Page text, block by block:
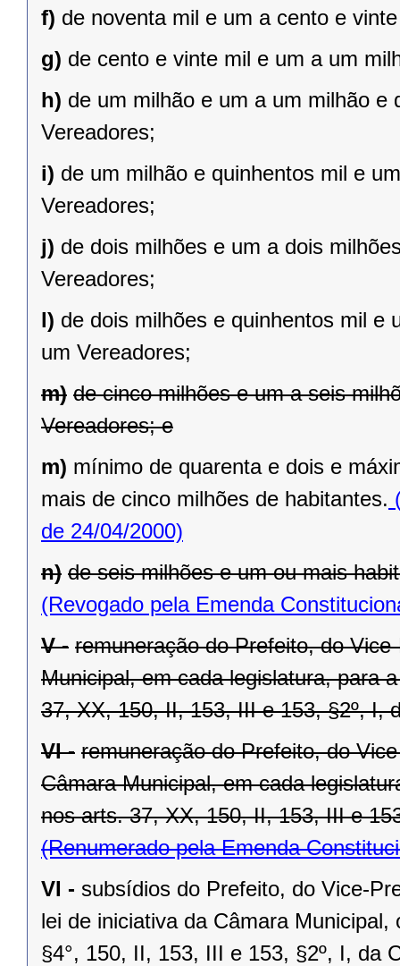
f) de noventa mil e um a cento e
g) de cento e vinte mil e um a um
h) de um milhão e um a um milhão e
Vereadores;
i) de um milhão e quinhentos mil e
Vereadores;
j) de dois milhões e um a dois
Vereadores;
l) de dois milhões e quinhentos mil e
um Vereadores;
m) de cinco milhões e um a seis
Vereadores; e
m) mínimo de quarenta e dois e
mais de cinco milhões de habitantes.
de 24/04/2000)
n) de seis milhões e um ou mais
(Revogado pela Emenda
V - remuneração do Prefeito, do
Municipal, em cada legislatura, para
37, XX, 150, II, 153, III e 153, §2º, I,
VI - remuneração do Prefeito, do
Câmara Municipal, em cada
nos arts. 37, XX, 150, II, 153, III e
(Renumerado pela Emenda
VI - subsídios do Prefeito, do Vice-
lei de iniciativa da Câmara
§4°, 150, II, 153, III e 153, §2º, I, da